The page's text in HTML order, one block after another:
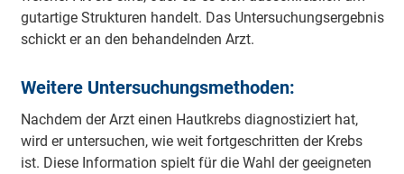
gutartige Strukturen handelt. Das Untersuchungsergebnis
schickt er an den behandelnden Arzt.
Weitere Untersuchungsmethoden:
Nachdem der Arzt einen Hautkrebs diagnostiziert hat,
wird er untersuchen, wie weit fortgeschritten der Krebs
ist. Diese Information spielt für die Wahl der geeigneten